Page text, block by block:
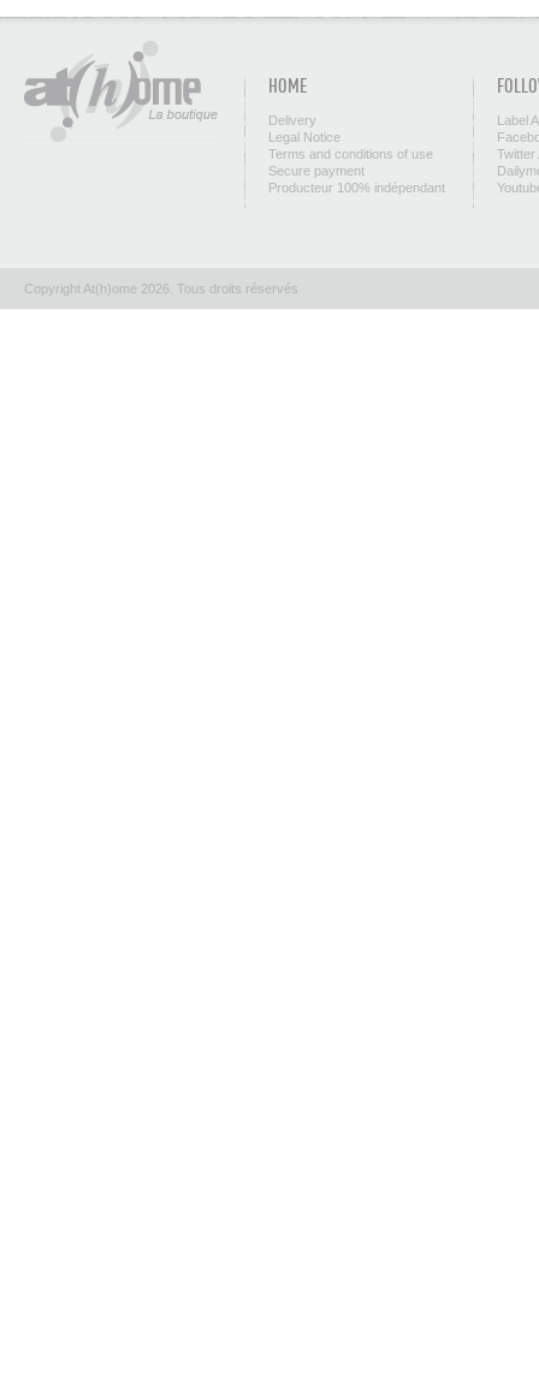
HOME
Delivery
Legal Notice
Terms and conditions of use
Secure payment
Producteur 100% indépendant
Label
Twitter
Copyright At(h)ome 2026. Tous droits réservés